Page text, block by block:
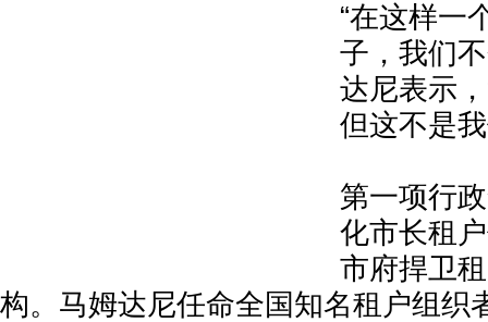
“在这样一
子，我们
达尼表示
但这不是
第一项行
化市长租
市府捍卫
构。马姆达尼任命全国知名租户组织